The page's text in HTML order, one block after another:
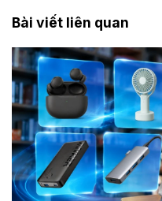
Bài viết liên quan